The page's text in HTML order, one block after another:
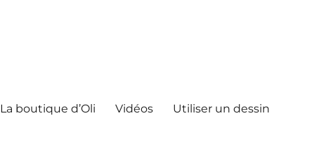
La boutique d’Oli Vidéos Utiliser un dessin